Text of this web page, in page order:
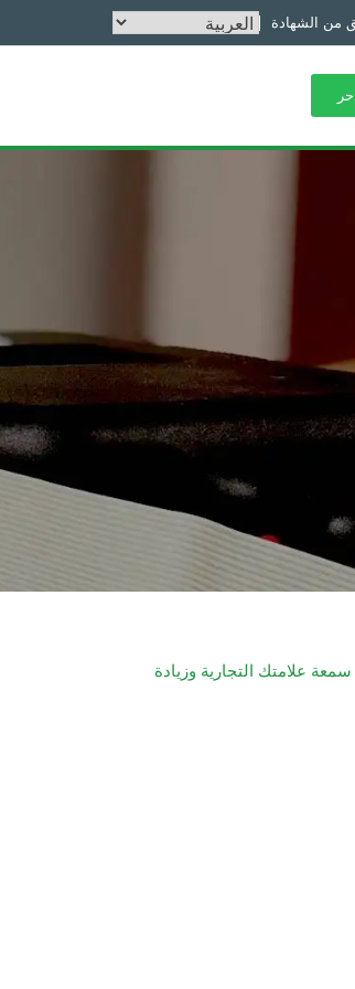
من الشهادة
علامتك التجارية وزيادة